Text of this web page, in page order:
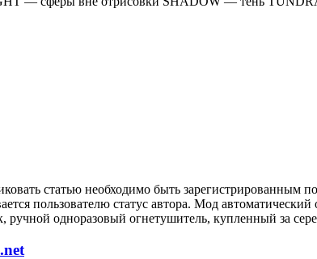
статью необходимо быть зарегистрированным
пользователю статус автора. Мод
одноразовый огнетушитель, купленный за